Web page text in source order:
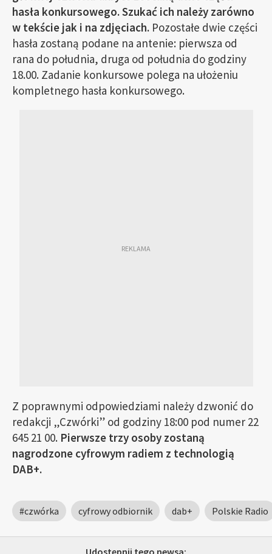
hasła konkursowego. Szukać ich należy zarówno
w tekście jak i na zdjęciach. Pozostałe dwie części
hasła zostaną podane na antenie: pierwsza od
rana do południa, druga od południa do godziny
18.00. Zadanie konkursowe polega na ułożeniu
kompletnego hasła konkursowego.
Z poprawnymi odpowiedziami należy dzwonić do
redakcji „Czwórki” od godziny 18:00 pod numer 22
645 21 00. Pierwsze trzy osoby zostaną
nagrodzone cyfrowym radiem z technologią
DAB+.
#czwórka cyfrowy odbiornik dab+ Polskie Radio
Udostępnij tego newsa: